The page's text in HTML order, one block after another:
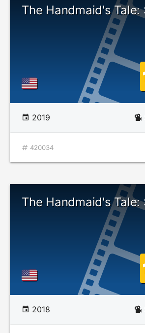
The Handmaid's Tale:
2019
420034
The Handmaid's Tale:
2018